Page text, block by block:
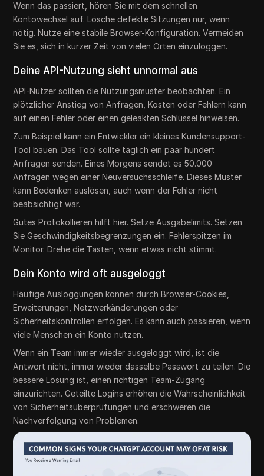
Wenn das passiert, hören Sie mit dem schnellen
Kontowechsel auf. Lösche defekte Sitzungen nur, wenn
nötig. Nutze eine stabile Browser-Konfiguration. Vermeiden
Sie es, sich in kurzer Zeit von vielen Orten einzuloggen.
Deine API-Nutzung sieht unnormal aus
API-Nutzer sollten die Nutzungsmuster beobachten. Ein
plötzlicher Anstieg von Anfragen, Kosten oder Fehlern kann
auf einen Fehler oder einen geleakten Schlüssel hinweisen.
Zum Beispiel kann ein Entwickler ein kleines Kundensupport-
Tool bauen. Das Tool sollte täglich ein paar hundert
Anfragen senden. Eines Morgens sendet es 50.000
Anfragen wegen einer Neuversuchsschleife. Dieses Muster
kann Bedenken auslösen, auch wenn der Fehler nicht
beabsichtigt war.
Gutes Protokollieren hilft hier. Setze Ausgabelimits. Setzen
Sie Geschwindigkeitsbegrenzungen ein. Fehlerspitzen im
Monitor. Drehe die Tasten, wenn etwas nicht stimmt.
Dein Konto wird oft ausgeloggt
Häufige Ausloggungen können durch Browser-Cookies,
Erweiterungen, Netzwerkänderungen oder
Sicherheitskontrollen erfolgen. Es kann auch passieren, wenn
viele Menschen ein Konto nutzen.
Wenn ein Team immer wieder ausgeloggt wird, ist die
Antwort nicht, immer wieder dasselbe Passwort zu teilen. Die
bessere Lösung ist, einen richtigen Team-Zugang
einzurichten. Geteilte Logins erhöhen die Wahrscheinlichkeit
von Sicherheitsüberprüfungen und erschweren die
Nachverfolgung von Problemen.